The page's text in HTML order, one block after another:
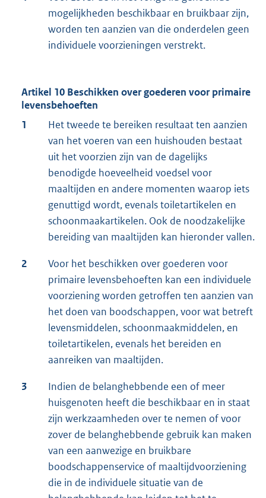
mogelijkheden beschikbaar en bruikbaar zijn,
worden ten aanzien van die onderdelen geen
individuele voorzieningen verstrekt.
Artikel 10 Beschikken over goederen voor primaire
levensbehoeften
1
Het tweede te bereiken resultaat ten aanzien
van het voeren van een huishouden bestaat
uit het voorzien zijn van de dagelijks
benodigde hoeveelheid voedsel voor
maaltijden en andere momenten waarop iets
genuttigd wordt, evenals toiletartikelen en
schoonmaakartikelen. Ook de noodzakelijke
bereiding van maaltijden kan hieronder vallen.
2
Voor het beschikken over goederen voor
primaire levensbehoeften kan een individuele
voorziening worden getroffen ten aanzien van
het doen van boodschappen, voor wat betreft
levensmiddelen, schoonmaakmiddelen, en
toiletartikelen, evenals het bereiden en
aanreiken van maaltijden.
3
Indien de belanghebbende een of meer
huisgenoten heeft die beschikbaar en in staat
zijn werkzaamheden over te nemen of voor
zover de belanghebbende gebruik kan maken
van een aanwezige en bruikbare
boodschappenservice of maaltijdvoorziening
die in de individuele situatie van de